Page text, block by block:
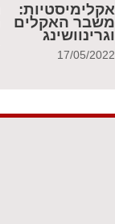
אקלימיסטיות:
משבר האקלים
וגרינוושינג
17/05/2022